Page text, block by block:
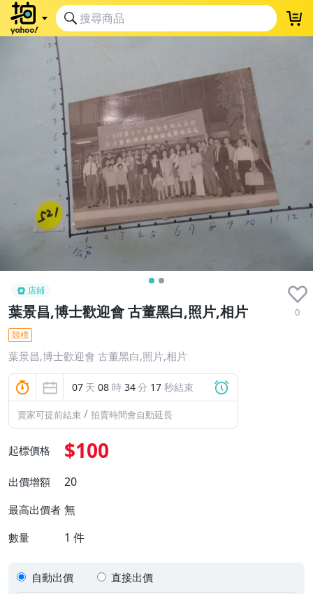
店鋪
葉景昌,博士歡迎會 古董黑白,照片,相片 0
競標
葉景昌,博士歡迎會 古董黑白,照片,相片
07 天 08 時 34分 17 秒結束
賣家可提前結束 / 拍賣時間會自動延長
起標價格 $100
出價增額 20
最高出價者 無
數量 1 件
自動出價 直接出價